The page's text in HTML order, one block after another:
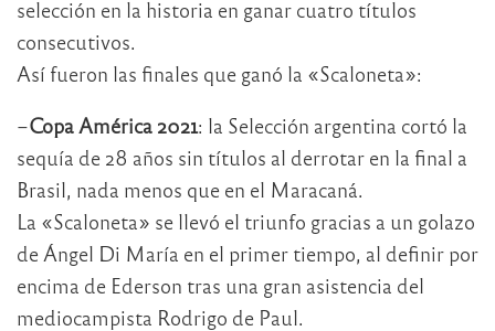
selección en la historia en ganar cuatro títulos
consecutivos.
Así fueron las finales que ganó la «Scaloneta»:
–Copa América 2021: la Selección argentina cortó la
sequía de 28 años sin títulos al derrotar en la final a
Brasil, nada menos que en el Maracaná.
La «Scaloneta» se llevó el triunfo gracias a un golazo
de Ángel Di María en el primer tiempo, al definir por
encima de Ederson tras una gran asistencia del
mediocampista Rodrigo de Paul.